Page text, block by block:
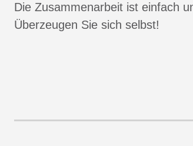
Die Zusammenarbeit ist einfach
Überzeugen Sie sich selbst!